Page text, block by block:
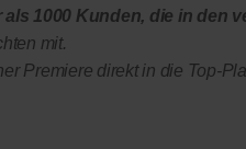
als 1000 Kunden, die in den
mit.
Premiere direkt in die Top-